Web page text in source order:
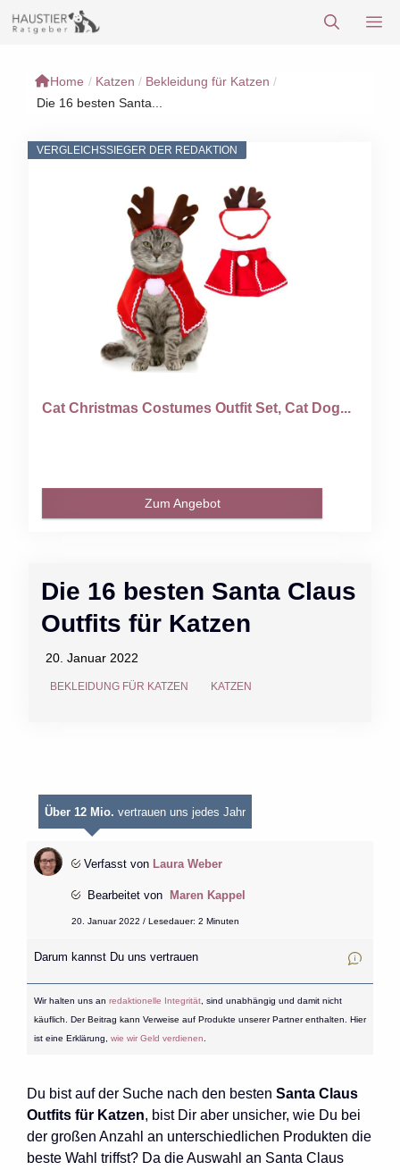
Inhalt
Home / Katzen / Bekleidung für Katzen /
Die 16 besten Santa...
Die 16 besten Santa Claus
Outfits für Katzen
20. Januar 2022
BEKLEIDUNG FÜR KATZEN KATZEN
VERGLEICHSSIEGER DER REDAKTION
Cat Christmas Costumes Outfit Set, Cat Dog...
Zum Angebot
Über 12 Mio. vertrauen uns jedes Jahr
Verfasst von Laura Weber
Bearbeitet von Maren Kappel
20. Januar 2022 / Lesedauer: 2 Minuten
Darum kannst Du uns vertrauen
Wir halten uns an redaktionelle Integrität, sind unabhängig und damit nicht
käuflich. Der Beitrag kann Verweise auf Produkte unserer Partner enthalten. Hier
ist eine Erklärung, wie wir Geld verdienen
Du bist auf der Suche nach den besten Santa Claus
Outfits für Katzen, bist Dir aber unsicher, wie Du bei
der großen Anzahl an unterschiedlichen Produkten die
beste Wahl triffst? Da die Auswahl an Santa Claus